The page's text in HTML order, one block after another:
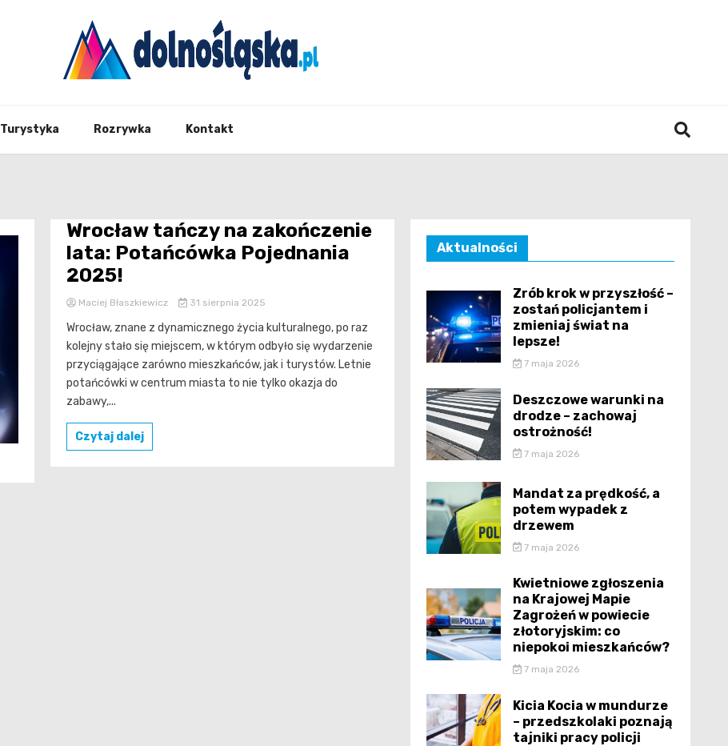
Turystyka Rozrywka Kontakt
Wrocław tańczy na zakończenie
lata: Potańcówka Pojednania
2025!
Maciej Błaszkiewicz 31 sierpnia 2025
Wrocław, znane z dynamicznego życia kulturalnego, po raz
kolejny stało się miejscem, w którym odbyło się wydarzenie
przyciągające zarówno mieszkańców, jak i turystów. Letnie
potańcówki w centrum miasta to nie tylko okazja do
zabawy,...
Czytaj dalej
Aktualności
Zrób krok w przyszłość –
zostań policjantem i
zmieniaj świat na
lepsze!
7 maja 2026
Deszczowe warunki na
drodze – zachowaj
ostrożność!
7 maja 2026
Mandat za prędkość, a
potem wypadek z
drzewem
7 maja 2026
Kwietniowe zgłoszenia
na Krajowej Mapie
Zagrożeń w powiecie
złotoryjskim: co
niepokoi mieszkańców?
7 maja 2026
Kicia Kocia w mundurze
– przedszkolaki poznają
tajniki pracy policji